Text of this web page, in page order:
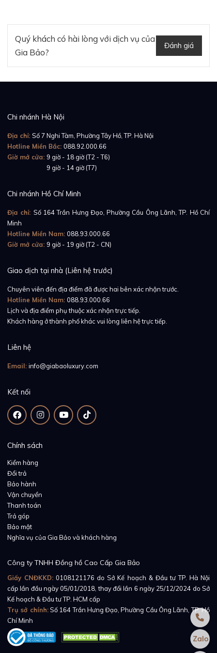
Trên thiết kếđồng hồ Rolex Lady-Datejust 28 279174
hiện tại, nhà sản xuất đã trang bị một màu hồng cực
kỳ nữ tính dành riêng cho những quý cô yêu kiều. Có
rất nhiều sự lựa chọn về mặt số trong dòng Lady-
Datejust hiện tại, nhưng có lẽ màu hồng nhẹ nhàng
mềm mại và cuốn hút riêng. Màu hồng của mặt số kết
hợp cùng những cọc số vàng trắng sáng bóng bên
nhau nhiều. Ở những lần nghiêng cần cổ tay, mặt số
hồng chải tia sẽ phát ra từng tông màu khác nhau và
khi đó bộ kim hay các cọc La Mã cũng bắt sáng rõ
Xem thêm:Đồng Hồ Rolex Pearlmaster 29 80315
Mặt Số Vỏ Trai Trắng
Quý khách có hài lòng với dịch vụ của
Gia Bảo?
Đánh giá
Chi nhánh Hà Nội
Địa chỉ: Số 7 Nghi Tàm, Phường Tây Hồ, TP. Hà Nội
Hotline Miền Bắc: 088.92.000.66
Giờ mở cửa: 9 giờ - 18 giờ (T2 - T6)
9 giờ - 14 giờ (T7)
Chi nhánh Hồ Chí Minh
Địa chỉ: Số 164 Trần Hưng Đạo, Phường Cầu Ông Lãnh, TP. Hồ Chí
Minh
Hotline Miền Nam: 088.93.000.66
Giờ mở cửa: 9 giờ - 19 giờ (T2 - CN)
Giao dịch tại nhà (Liên hệ trước)
Chuyên viên đến địa điểm đã được hai bên xác nhận trước.
Hotline Miền Nam: 088.93.000.66
Lịch và địa điểm phụ thuộc xác nhận trực tiếp.
Khách hàng ở thành phố khác vui lòng liên hệ trực tiếp.
Liên hệ
Email: info@giabaoluxury.com
Kết nối
Chính sách
Kiểm hàng
Đổi trả
Bảo hành
Vận chuyển
Thanh toán
Trả góp
Bảo mật
Nghĩa vụ của Gia Bảo và khách hàng
Công ty TNHH Đồng hồ Cao Cấp Gia Bảo
Giấy CNĐKKD: 0108121176 do Sở Kế hoạch & Đầu tư TP. Hà Nội
cấp lần đầu ngày 05/01/2018, thay đổi lần 6 ngày 25/12/2024 do Sở
Kế hoạch & Đầu tư TP. HCM cấp
Trụ sở chính:Số 164 Trần Hưng Đạo, Phường Cầu Ông Lãnh, TP. Hồ
Chí Minh
Zalo